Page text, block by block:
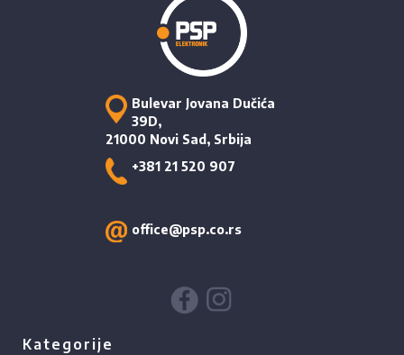
Bulevar Jovana Dučića
39D,
21000 Novi Sad, Srbija
+381 21 520 907
office@psp.co.rs
Kategorije